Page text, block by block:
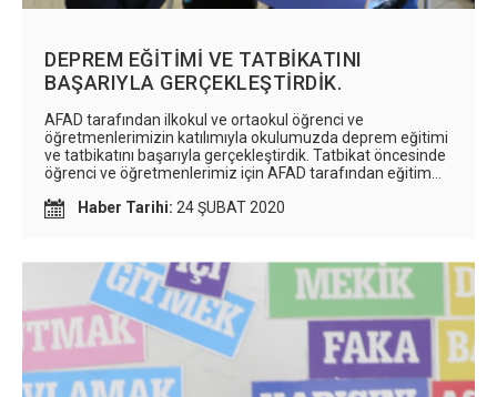
DEPREM EĞİTİMİ VE TATBİKATINI
BAŞARIYLA GERÇEKLEŞTİRDİK.
AFAD tarafından ilkokul ve ortaokul öğrenci ve
öğretmenlerimizin katılımıyla okulumuzda deprem eğitimi
ve tatbikatını başarıyla gerçekleştirdik. Tatbikat öncesinde
öğrenci ve öğretmenlerimiz için AFAD tarafından eğitim
tahliye ettiler.
Haber Tarihi: 24 ŞUBAT 2020